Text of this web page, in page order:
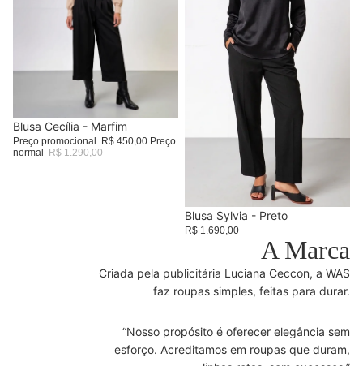
Promoção
Blusa Cecília - Marfim
Preço promocional R$ 450,00 Preço
normal
R$ 1.290,00
Blusa Sylvia - Preto
R$ 1.690,00
A Marca
Criada pela publicitária Luciana Ceccon, a WAS
faz roupas simples, feitas para durar.
“Nosso propósito é oferecer elegância sem
esforço. Acreditamos em roupas que duram,